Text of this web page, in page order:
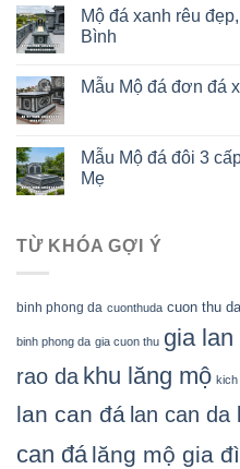
Mộ đá xanh rêu
Bình
Mẫu Mộ đá đơn đá
Mẫu Mộ đá đôi 3
Mẹ
TỪ KHÓA GỢI Ý
binh phong da cuonthuda cuon thu da
binh phong da gia cuon thu gia lan
rao da khu lăng mộ kich
lan can đá lan can da
can đá lăng mộ gia